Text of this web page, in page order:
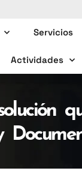
Servicios
Actividades